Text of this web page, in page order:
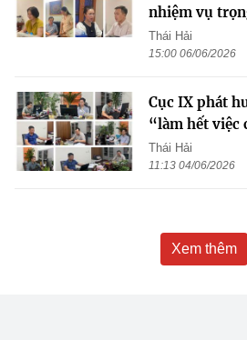
nhiệm vụ
Thái Hải
15:00 06/06/2026
Cục IX phát
“làm hết việc
Thái Hải
11:13 04/06/2026
Xem thêm